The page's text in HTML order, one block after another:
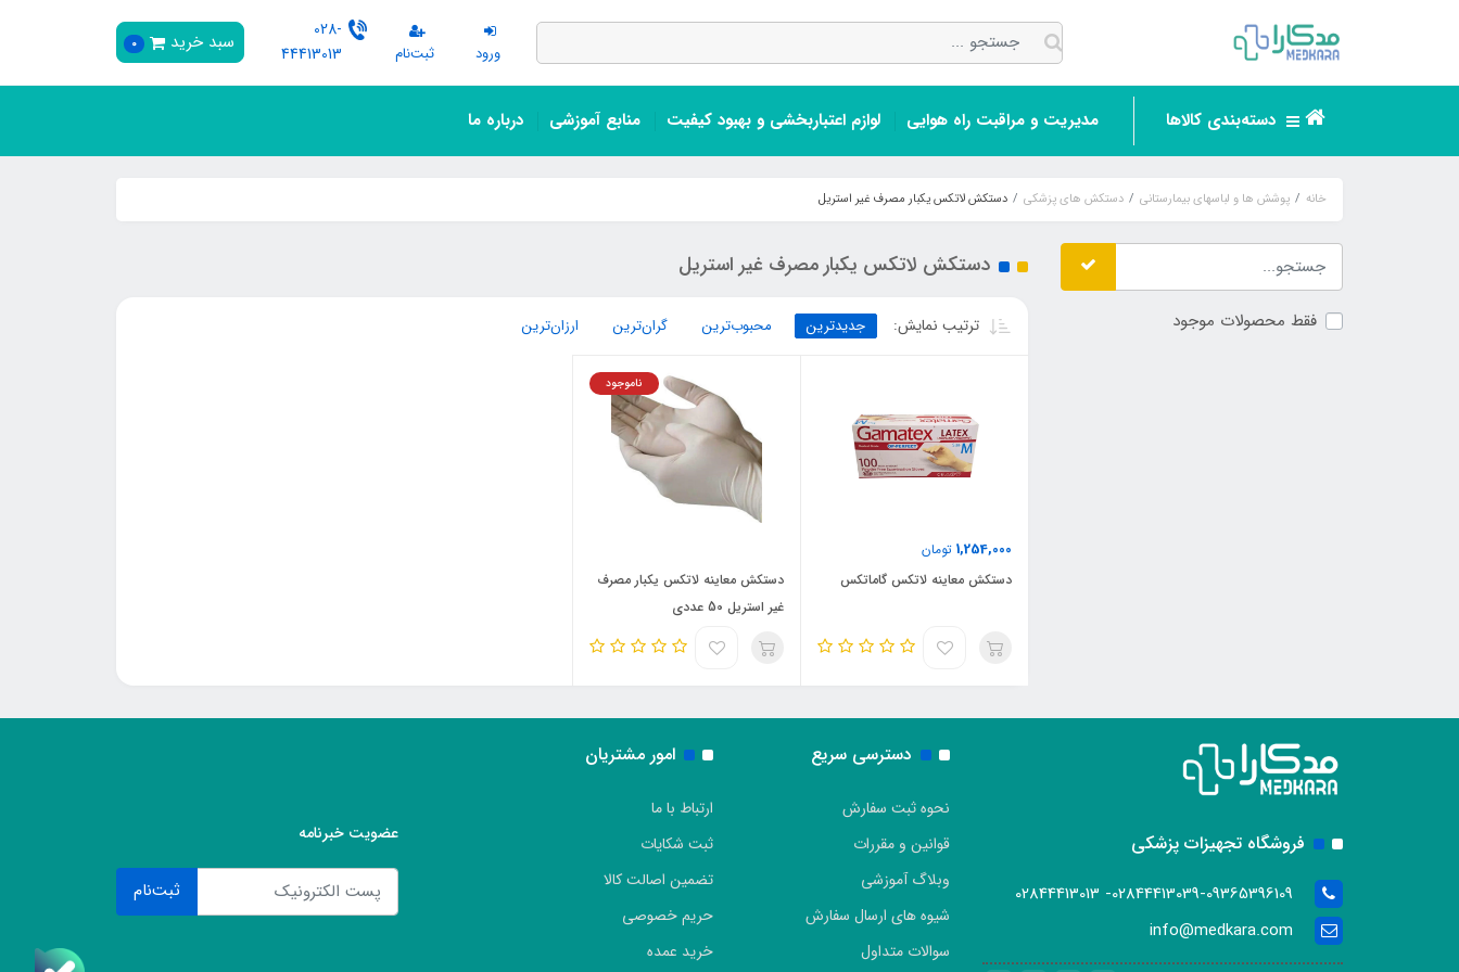
ورود ثبت‌نام
028-
44413013
سبد خرید 0
دسته‌بندی کالاها مدیریت و مراقبت راه هوایی لوازم اعتباربخشی و بهبود کیفیت منابع آموزشی درباره ما
خانه پوشش ها و لباسهای بیمارستانی دستکش های پزشکی دستکش لاتکس یکبار مصرف غیر استریل
فقط محصولات موجود
دستکش لاتکس یکبار مصرف غیر استریل
ترتیب نمایش: جدیدترین محبوب‌ترین گران‌ترین ارزان‌ترین
1,254,000 تومان
دستکش معاینه لاتکس گاماتکس
ناموجود
دستکش معاینه لاتکس یکبار مصرف
غیر استریل 50 عددی
فروشگاه تجهیزات پزشکی
02844413039-09365396109- 02844413013
info@medkara.com
دسترسی سریع
نحوه ثبت سفارش
قوانین و مقررات
وبلاگ آموزشی
شیوه های ارسال سفارش
سوالات متداول
امور مشتریان
ارتباط با ما
ثبت شکایات
تضمین اصالت کالا
حریم خصوصی
خرید عمده
عضویت خبرنامه
ثبت‌نام